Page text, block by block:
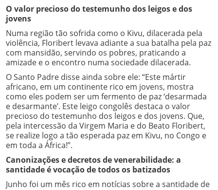
O valor precioso do testemunho dos leigos e dos
jovens
Numa região tão sofrida como o Kivu, dilacerada pela
violência, Floribert levava adiante a sua batalha pela paz
com mansidão, servindo os pobres, praticando a
amizade e o encontro numa sociedade dilacerada.
O Santo Padre disse ainda sobre ele: “Este mártir
africano, em um continente rico em jovens, mostra
como eles podem ser um fermento de paz ‘desarmada
e desarmante’. Este leigo congolês destaca o valor
precioso do testemunho dos leigos e dos jovens. Que,
pela intercessão da Virgem Maria e do Beato Floribert,
se realize logo a tão esperada paz em Kivu, no Congo e
em toda a África!”.
Canonizações e decretos de venerabilidade: a
santidade é vocação de todos os batizados
Junho foi um mês rico em notícias sobre a santidade de